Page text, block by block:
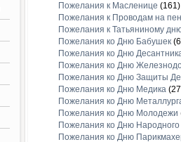
Пожелания к Масленице (161)
Пожелания к Проводам на
Пожелания к Татьяниному
Пожелания ко Дню Бабушек
Пожелания ко Дню
Пожелания ко Дню
Пожелания ко Дню Защиты
Пожелания ко Дню Медика
Пожелания ко Дню
Пожелания ко Дню Молодежи
Пожелания ко Дню Народного
Пожелания ко Дню